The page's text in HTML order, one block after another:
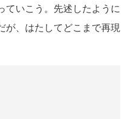
ていこう。先述したように
が、はたしてどこまで再現